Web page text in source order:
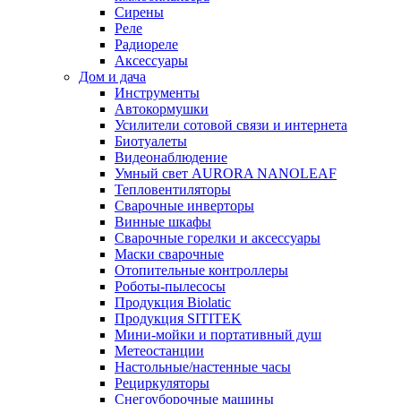
Сирены
Реле
Радиореле
Аксессуары
Дом и дача
Инструменты
Автокормушки
Усилители сотовой связи и интернета
Биотуалеты
Видеонаблюдение
Умный свет AURORA NANOLEAF
Тепловентиляторы
Сварочные инверторы
Винные шкафы
Сварочные горелки и аксессуары
Маски сварочные
Отопительные контроллеры
Роботы-пылесосы
Продукция Biolatic
Продукция SITITEK
Мини-мойки и портативный душ
Метеостанции
Настольные/настенные часы
Рециркуляторы
Снегоуборочные машины